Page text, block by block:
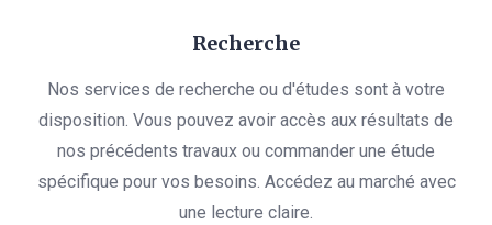
Recherche
Nos services de recherche ou d'études sont à votre
disposition. Vous pouvez avoir accès aux résultats de
nos précédents travaux ou commander une étude
spécifique pour vos besoins. Accédez au marché avec
une lecture claire.